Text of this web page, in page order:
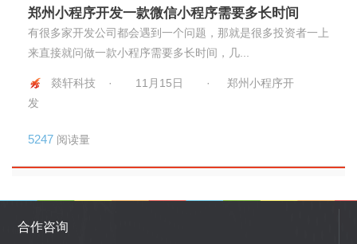
郑州小程序开发一款微信小程序需要多长时间
有很多家开发公司都会遇到一个问题，那就是很多投资者一上
来直接就问做一款小程序需要多长时间，几...
燚轩科技 · 11月15日 ·
郑州小程序开
发
5247 阅读量
合作咨询